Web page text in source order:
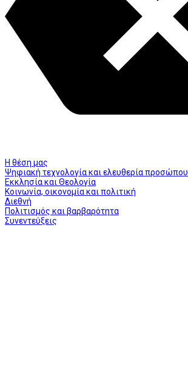
Η θέση μας
Ψηφιακή τεχνολογία και ελευθερία προσώπου
Εκκλησία και Θεολογία
Κοινωνία, οικονομία και πολιτική
Διεθνή
Πολιτισμός και βαρβαρότητα
Συνεντεύξεις